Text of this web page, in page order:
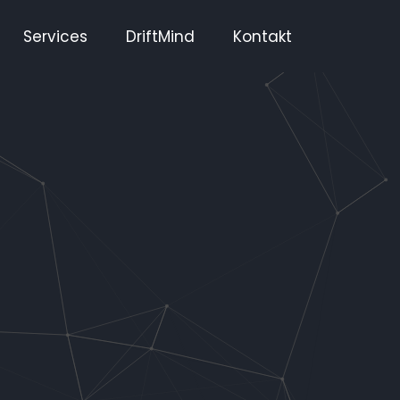
Services DriftMind Kontakt